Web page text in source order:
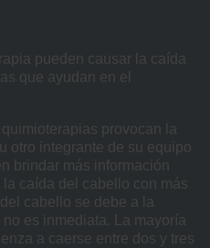
pueden causar la caída
que ayudan en el
provocan la
otro integrante de su equipo
brindar más información
caída del cabello con más
cabello se debe a la
es inmediata. La mayoría
a caerse entre dos y tres